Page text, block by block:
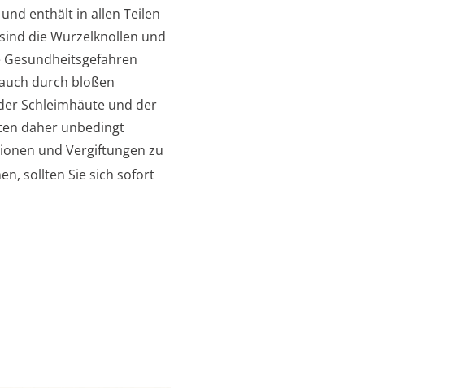
enthält in allen Teilen
die Wurzelknollen und
durch bloßen
Schleimhäute und der
daher unbedingt
und Vergiftungen zu
sollten Sie sich sofort